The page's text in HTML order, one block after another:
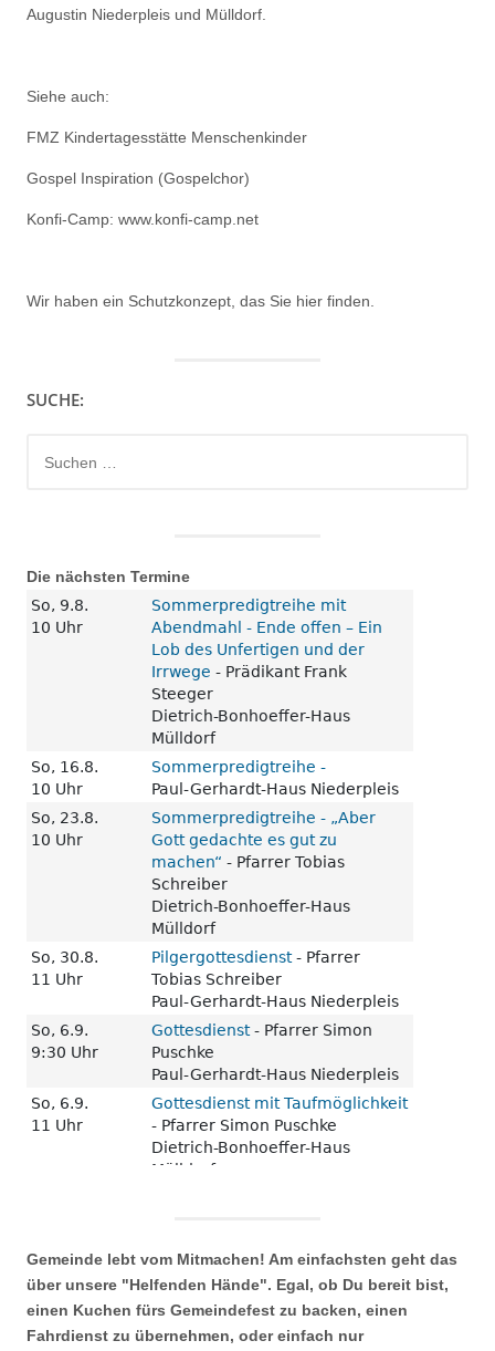
Augustin Niederpleis und Mülldorf.
Siehe auch:
FMZ Kindertagesstätte Menschenkinder
Gospel Inspiration (Gospelchor)
Konfi-Camp: www.konfi-camp.net
Wir haben ein Schutzkonzept, das Sie hier finden.
SUCHE:
nach:
Die nächsten Termine
Gemeinde lebt vom Mitmachen! Am einfachsten geht das
über unsere "Helfenden Hände". Egal, ob Du bereit bist,
einen Kuchen fürs Gemeindefest zu backen, einen
Fahrdienst zu übernehmen, oder einfach nur